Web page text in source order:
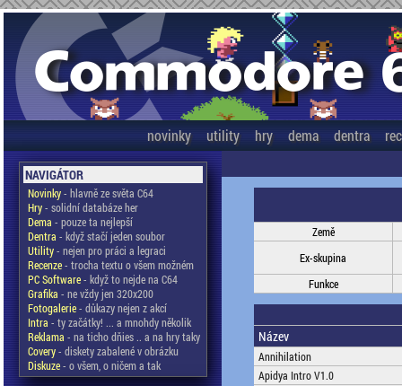
novinky utility hry dema dentra
NAVIGÁTOR
Novinky- hlavně ze světa C64
Hry- solidní databáze her
Dema - pouze ta nejlepší
Dentra - když stačí jeden soubor
Utility- nejen pro práci a legraci
Recenze- trocha textu o všem možném
PC Software- když to nejde na C64
Grafika - ne vždy jen 320x200
Fotogalerie- důkazy nejen z akcí
Intra - ty začátky! ... a mnohdy několik
Reklama - na ticho dňies .. a na hry taky
Covery- diskety zabalené v obrázku
Diskuze- o všem, o ničem a tak
Země
Ex-skupina
Funkce
Název
Annihilation
Apidya Intro V1.0